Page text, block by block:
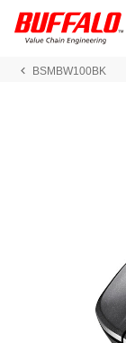
BSMBW100BK